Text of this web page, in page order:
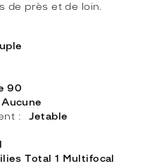
de près et de loin.
90
Aucune
Jetable
Total 1 Multifocal